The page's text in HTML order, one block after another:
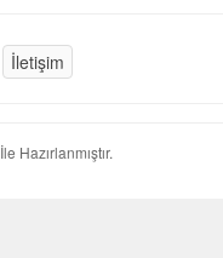
İletişim
İle Hazırlanmıştır.